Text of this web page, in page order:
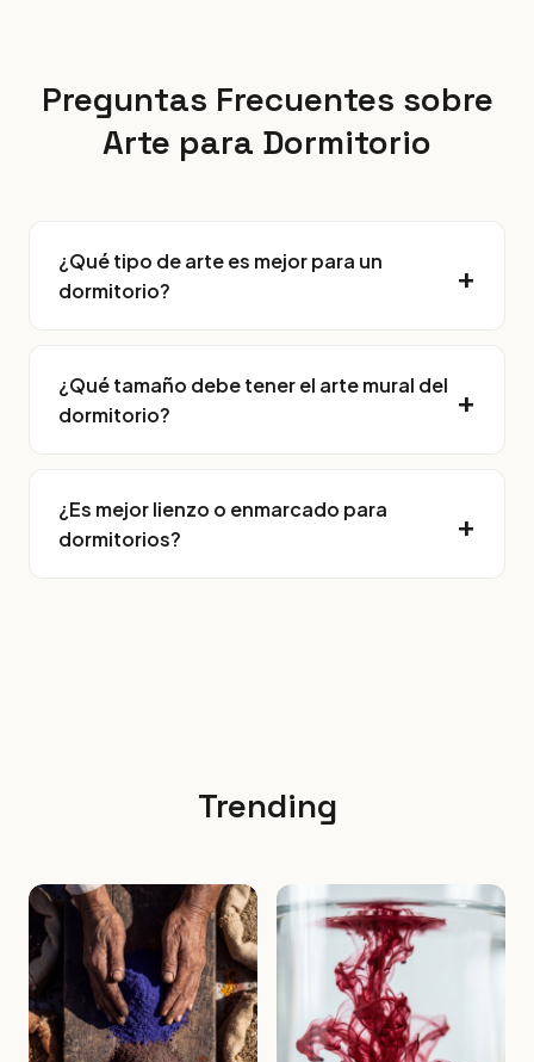
Preguntas Frecuentes sobre
Arte para Dormitorio
¿Qué tipo de arte es mejor para un
dormitorio?
¿Qué tamaño debe tener el arte mural del
dormitorio?
¿Es mejor lienzo o enmarcado para
dormitorios?
Trending